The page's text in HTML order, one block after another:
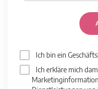
Ich bin ein
Ich erkläre mich